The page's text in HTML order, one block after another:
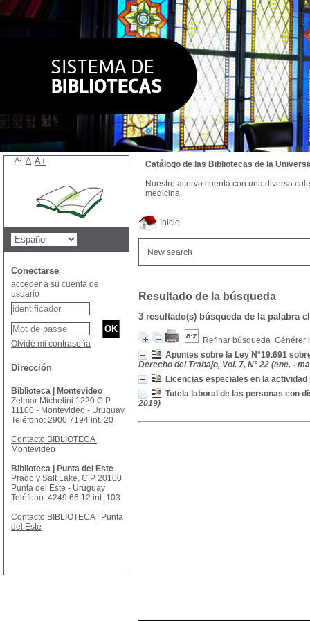
Inicio
New search
Resultado de la búsqueda
3 resultado(s) búsqueda de la palabra
Refinar búsqueda Générer
Apuntes sobre la Ley N°19.691
Derecho del Trabajo, Vol. 7, N° 22 (ene. -
Licencias especiales en la actividad
Tutela laboral de las personas con
2019)
Catálogo de las Bibliotecas de la
Nuestro acervo cuenta con una diversa
medicina.
A- A A+
Conectarse
acceder a su cuenta de
usuario
Olvidé mi contraseña
Dirección
Biblioteca | Montevideo
Zelmar Michelini 1220 C.P
11100 - Montevideo - Uruguay
Teléfono: 2900 7194 int. 20
Contacto BIBLIOTECA |
Montevideo
Biblioteca | Punta del Este
Prado y Salt Lake, C.P 20100
Punta del Este - Uruguay
Teléfono: 4249 66 12 int. 103
Contacto BIBLIOTECA | Punta
del Este